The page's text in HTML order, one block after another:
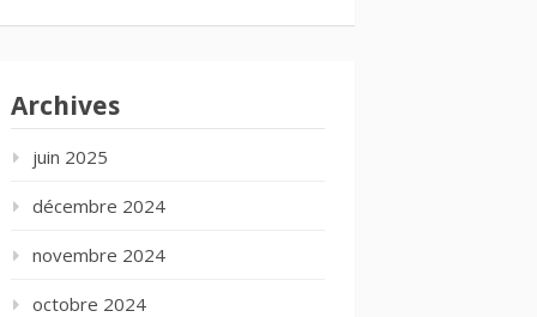
Archives
juin 2025
décembre 2024
novembre 2024
octobre 2024